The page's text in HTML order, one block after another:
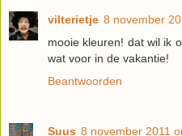
vilterietje 8 november
mooie kleuren! dat wil ik
wat voor in de vakantie!
Beantwoorden
Suus 8 november 2011